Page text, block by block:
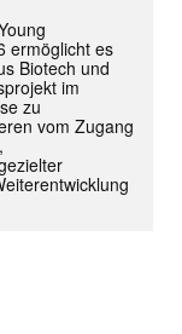
ermöglicht es
Biotech und
im
zu
vom Zugang